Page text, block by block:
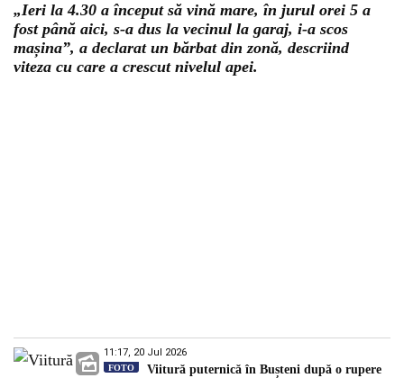
„Ieri la 4.30 a început să vină mare, în jurul orei 5 a
fost până aici, s-a dus la vecinul la garaj, i-a scos
mașina”, a declarat un bărbat din zonă, descriind
viteza cu care a crescut nivelul apei.
11:17, 20 Jul 2026
FOTO
Viitură puternică în Bușteni după o rupere